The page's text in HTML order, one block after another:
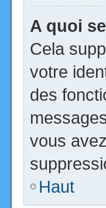
A quoi
Cela
votre
des
vous
Haut